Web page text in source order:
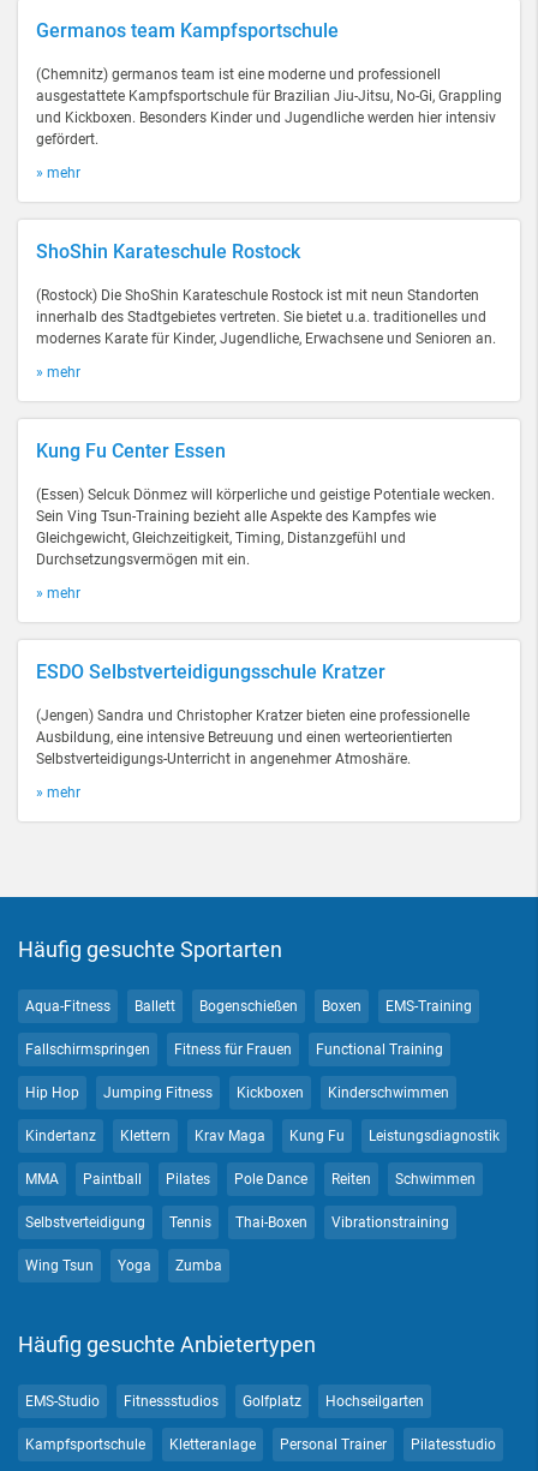
Germanos team Kampfsportschule
(Chemnitz) germanos team ist eine moderne und professionell
ausgestattete Kampfsportschule für Brazilian Jiu-Jitsu, No-Gi, Grappling
und Kickboxen. Besonders Kinder und Jugendliche werden hier intensiv
gefördert.
» mehr
ShoShin Karateschule Rostock
(Rostock) Die ShoShin Karateschule Rostock ist mit neun Standorten
innerhalb des Stadtgebietes vertreten. Sie bietet u.a. traditionelles und
modernes Karate für Kinder, Jugendliche, Erwachsene und Senioren an.
» mehr
Kung Fu Center Essen
(Essen) Selcuk Dönmez will körperliche und geistige Potentiale wecken.
Sein Ving Tsun-Training bezieht alle Aspekte des Kampfes wie
Gleichgewicht, Gleichzeitigkeit, Timing, Distanzgefühl und
Durchsetzungsvermögen mit ein.
» mehr
ESDO Selbstverteidigungsschule Kratzer
(Jengen) Sandra und Christopher Kratzer bieten eine professionelle
Ausbildung, eine intensive Betreuung und einen werteorientierten
Selbstverteidigungs-Unterricht in angenehmer Atmoshäre.
» mehr
Häufig gesuchte Sportarten
Aqua-Fitness Ballett Bogenschießen Boxen EMS-Training
Fallschirmspringen Fitness für Frauen Functional Training
Hip Hop Jumping Fitness Kickboxen Kinderschwimmen
Kindertanz Klettern Krav Maga Kung Fu Leistungsdiagnostik
MMA Paintball Pilates Pole Dance Reiten Schwimmen
Selbstverteidigung Tennis Thai-Boxen Vibrationstraining
Wing Tsun Yoga Zumba
Häufig gesuchte Anbietertypen
EMS-Studio Fitnessstudios Golfplatz Hochseilgarten
Kampfsportschule Kletteranlage Personal Trainer Pilatesstudio